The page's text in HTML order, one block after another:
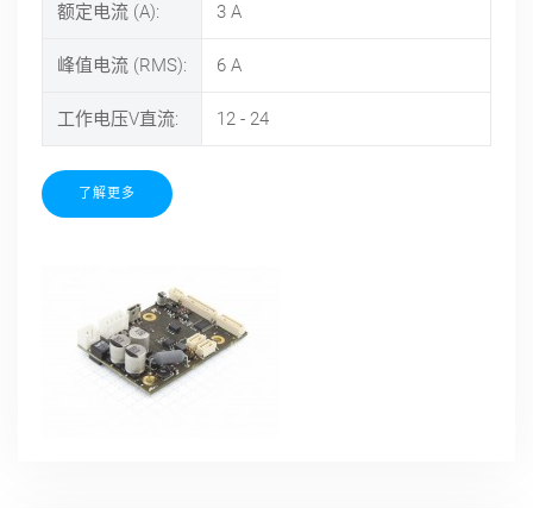
额定电流 (A): 3 A
峰值电流 (RMS): 6 A
工作电压V直流: 12 - 24
了解更多